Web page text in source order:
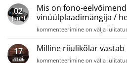
ja
enam
Fi
auhinnad
2022-
2023
02
juuni
Mis on fono-
vinüülplaadimängija /
Mis
fono-
kommenteerimine on välja
17
mai
Milline riiulikõlar vastab
Milline
kommenteerimine on välja